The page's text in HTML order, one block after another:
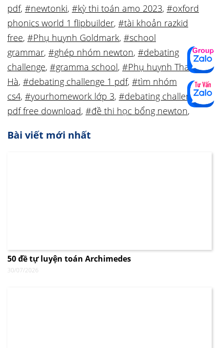
pdf, #newtonki, #kỳ thi toán amo 2023, #oxford
phonics world 1 flipbuilder, #tài khoản razkid
free, #Phụ huynh Goldmark, #school
grammar, #ghép nhóm newton, #debating
challenge, #gramma school, #Phụ huynh Thanh
Hà, #debating challenge 1 pdf, #tìm nhóm
cs4, #yourhomework lớp 3, #debating challenge 1
pdf free download, #đề thi học bổng newton,
Bài viết mới nhất
50 đề tự luyện toán Archimedes
30/07/2026